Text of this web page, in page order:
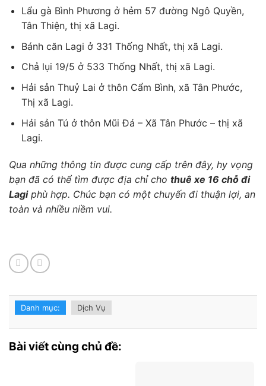
Lẩu gà Bình Phương ở hẻm 57 đường Ngô Quyền,
Tân Thiện, thị xã Lagi.
Bánh căn Lagi ở 331 Thống Nhất, thị xã Lagi.
Chả lụi 19/5 ở 533 Thống Nhất, thị xã Lagi.
Hải sản Thuỷ Lai ở thôn Cẩm Bình, xã Tân Phước,
Thị xã Lagi.
Hải sản Tú ở thôn Mũi Đá – Xã Tân Phước – thị xã
Lagi.
Qua những thông tin được cung cấp trên đây, hy vọng
bạn đã có thể tìm được địa chỉ cho thuê xe 16 chỗ đi
Lagiphù hợp. Chúc bạn có một chuyến đi thuận lợi, an
toàn và nhiều niềm vui.
Danh mục: Dịch Vụ
Bài viết cùng chủ đề: